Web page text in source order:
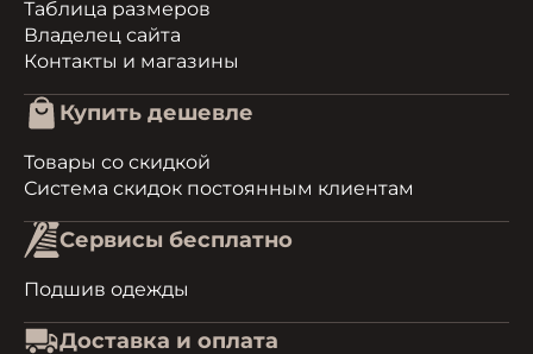
Таблица размеров
Владелец сайта
Контакты и магазины
Купить дешевле
Товары со скидкой
Система скидок постоянным клиентам
Сервисы бесплатно
Подшив одежды
Доставка и оплата